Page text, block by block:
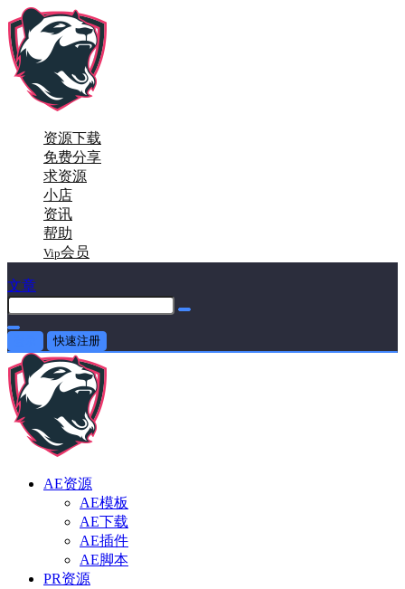
资源下载
免费分享
求资源
小店
资讯
帮助
Vip会员
文章
快速注册
AE资源
AE模板
AE下载
AE插件
AE脚本
PR资源